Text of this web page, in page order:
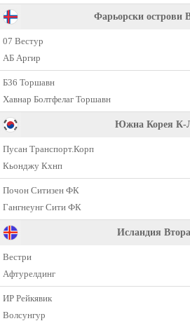
Фарьорски острови
07 Вестур
АБ Аргир
Б36 Торшавн
Хавнар Болтфелаг Торшавн
Южна Корея К-
Пусан Транспорт.Корп
Кьонджу Кхнп
Почон Ситизен ФК
Гангнеунг Сити ФК
Исландия
Вестри
Афтурелдинг
ИР Рейкявик
Волсунгур